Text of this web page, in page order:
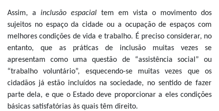
Assim, a inclusão espacial tem em vista o movimento dos
sujeitos no espaço da cidade ou a ocupação de espaços com
melhores condições de vida e trabalho. É preciso considerar, no
entanto, que as práticas de inclusão muitas vezes se
apresentam como uma questão de “assistência social” ou
“trabalho voluntário”, esquecendo-se muitas vezes que os
cidadãos já estão incluídos na sociedade, no sentido de fazer
parte dela, e que o Estado deve proporcionar a eles condições
básicas satisfatórias às quais têm direito.